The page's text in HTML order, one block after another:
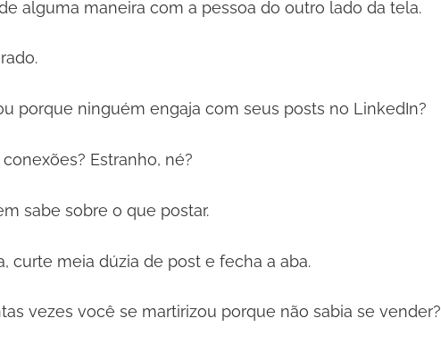
alguma maneira com a pessoa do outro lado da tela.
porque ninguém engaja com seus posts no LinkedIn?
Estranho, né?
sabe sobre o que postar.
curte meia dúzia de post e fecha a aba.
vezes você se martirizou porque não sabia se vender?